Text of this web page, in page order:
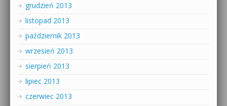
grudzień 2013
listopad 2013
październik 2013
wrzesień 2013
sierpień 2013
lipiec 2013
czerwiec 2013